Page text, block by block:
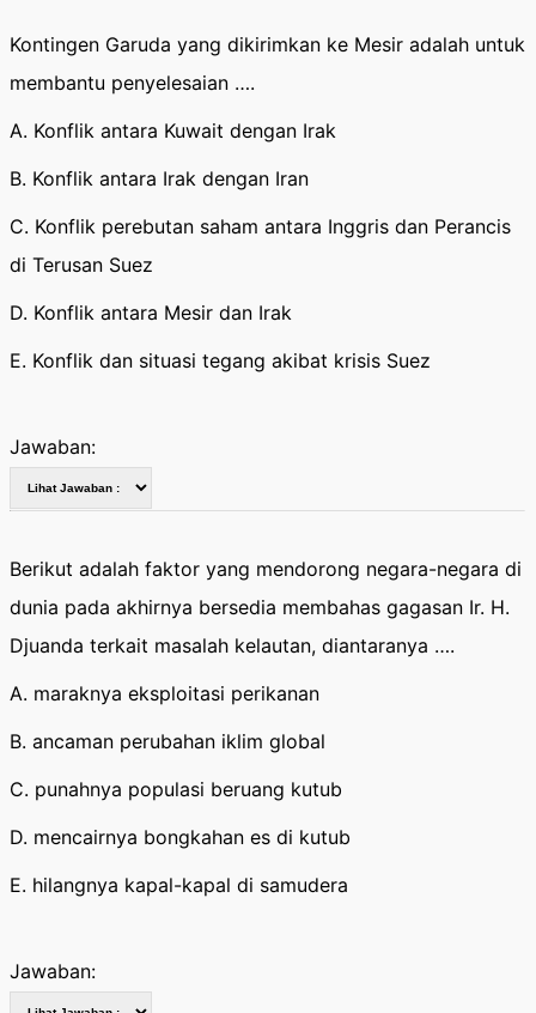
Kontingen Garuda yang dikirimkan ke Mesir adalah untuk
membantu penyelesaian ….
A. Konflik antara Kuwait dengan Irak
B. Konflik antara Irak dengan Iran
C. Konflik perebutan saham antara Inggris dan Perancis
di Terusan Suez
D. Konflik antara Mesir dan Irak
E. Konflik dan situasi tegang akibat krisis Suez
Jawaban:
Berikut adalah faktor yang mendorong negara-negara di
dunia pada akhirnya bersedia membahas gagasan Ir. H.
Djuanda terkait masalah kelautan, diantaranya ….
A. maraknya eksploitasi perikanan
B. ancaman perubahan iklim global
C. punahnya populasi beruang kutub
D. mencairnya bongkahan es di kutub
E. hilangnya kapal-kapal di samudera
Jawaban: